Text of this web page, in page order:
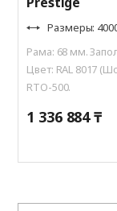
Размеры:
Рама: 68 мм.
Цвет: RAL 8017
RTO-500.
1 336 884 ₸